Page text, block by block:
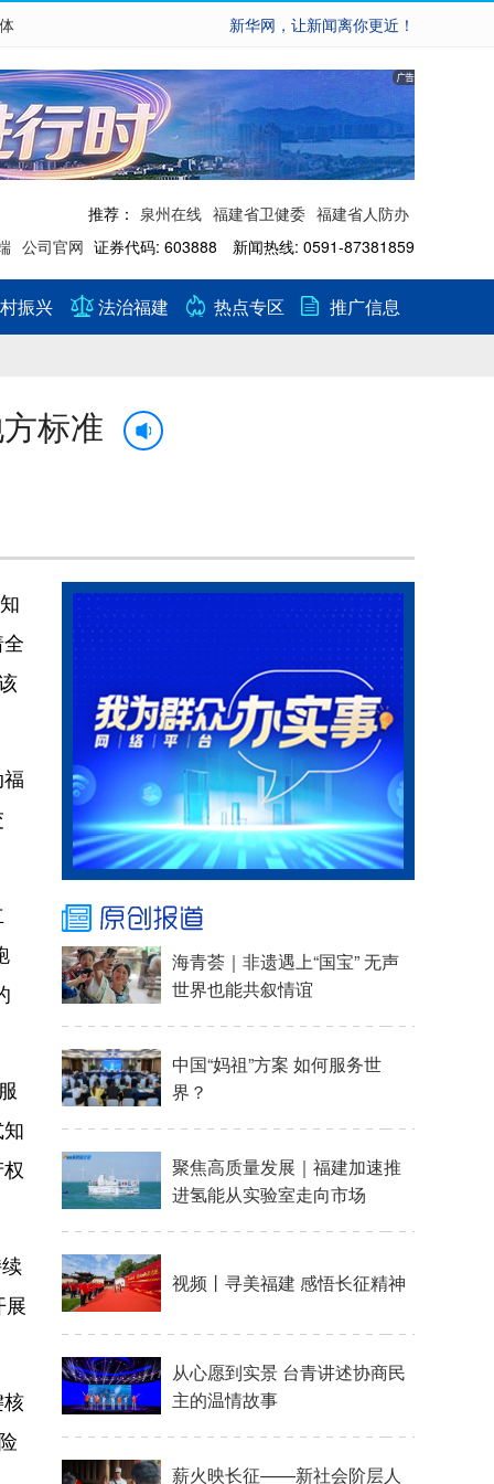
新华网，让新闻离你更近！
推荐： 泉州在线 福建省卫健委 福建省人防办
公司官网 证券代码: 603888 新闻热线: 0591-87381859
振兴 法治福建 热点专区 推广信息
标准
展